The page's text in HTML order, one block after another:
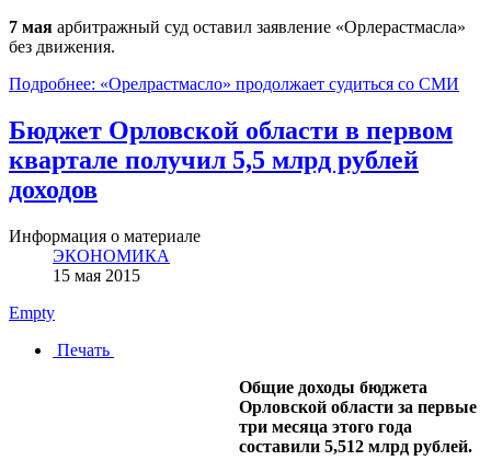
7 мая арбитражный суд оставил заявление «Орлерастмасла»
без движения.
Подробнее: «Орелрастмасло» продолжает судиться со СМИ
Бюджет Орловской области в первом
квартале получил 5,5 млрд рублей
доходов
Информация о материале
ЭКОНОМИКА
15 мая 2015
Empty
Печать
Общие доходы бюджета
Орловской области за первые
три месяца этого года
составили 5,512 млрд рублей.